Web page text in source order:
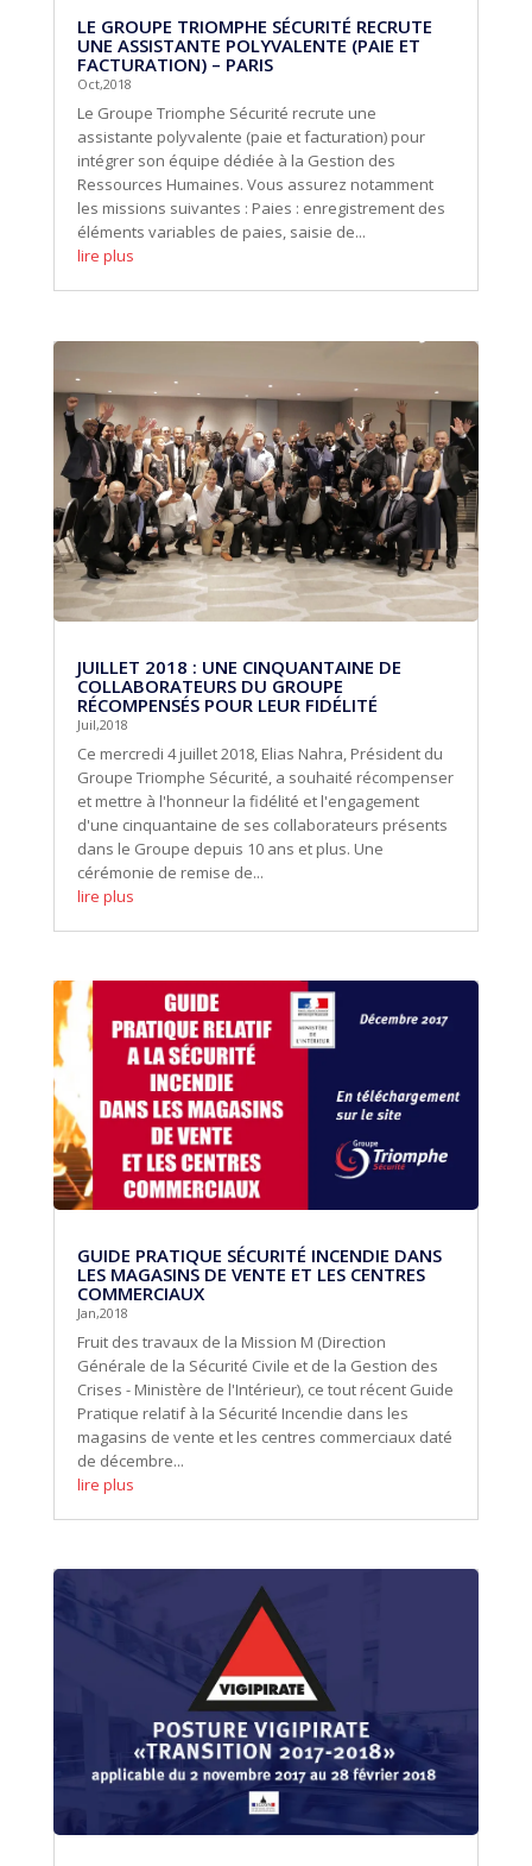
LE GROUPE TRIOMPHE SÉCURITÉ RECRUTE
UNE ASSISTANTE POLYVALENTE (PAIE ET
FACTURATION) – PARIS
Oct,2018
Le Groupe Triomphe Sécurité recrute une
assistante polyvalente (paie et facturation) pour
intégrer son équipe dédiée à la Gestion des
Ressources Humaines. Vous assurez notamment
les missions suivantes : Paies : enregistrement des
éléments variables de paies, saisie de...
lire plus
JUILLET 2018 : UNE CINQUANTAINE DE
COLLABORATEURS DU GROUPE
RÉCOMPENSÉS POUR LEUR FIDÉLITÉ
Juil,2018
Ce mercredi 4 juillet 2018, Elias Nahra, Président du
Groupe Triomphe Sécurité, a souhaité récompenser
et mettre à l'honneur la fidélité et l'engagement
d'une cinquantaine de ses collaborateurs présents
dans le Groupe depuis 10 ans et plus. Une
cérémonie de remise de...
lire plus
GUIDE PRATIQUE SÉCURITÉ INCENDIE DANS
LES MAGASINS DE VENTE ET LES CENTRES
COMMERCIAUX
Jan,2018
Fruit des travaux de la Mission M (Direction
Générale de la Sécurité Civile et de la Gestion des
Crises - Ministère de l'Intérieur), ce tout récent Guide
Pratique relatif à la Sécurité Incendie dans les
magasins de vente et les centres commerciaux daté
de décembre...
lire plus